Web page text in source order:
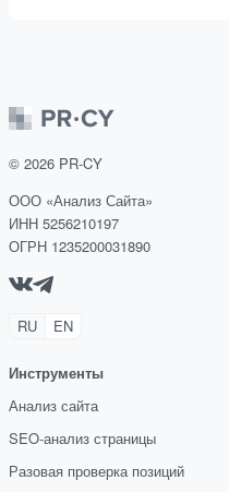
© 2026 PR-CY
ООО «Анализ Сайта»
ИНН 5256210197
ОГРН 1235200031890
RU EN
Инструменты
Анализ сайта
SEO-анализ страницы
Разовая проверка позиций